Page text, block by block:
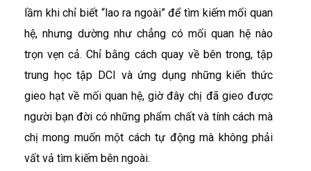
lầm khi chỉ biết “lao ra ngoài” để tìm kiếm mối quan
hệ, nhưng dường như chẳng có mối quan hệ nào
trọn vẹn cả. Chỉ bằng cách quay về bên trong, tập
trung học tập DCI và ứng dụng những kiến thức
gieo hạt về mối quan hệ, giờ đây chị đã gieo được
người bạn đời có những phẩm chất và tính cách mà
chị mong muốn một cách tự động mà không phải
vất vả tìm kiếm bên ngoài.